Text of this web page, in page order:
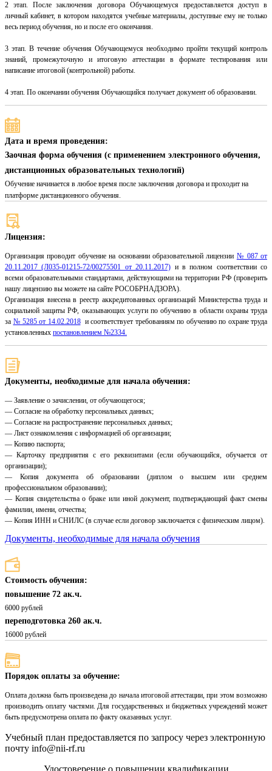
2 этап. После заключения договора Обучающемуся предоставляется доступ в
личный кабинет, в котором находятся учебные материалы, доступные ему не только
весь период обучения, но и после его окончания.
3 этап. В течение обучения Обучающемуся необходимо пройти текущий контроль
знаний, промежуточную и итоговую аттестации в формате тестирования или
написание итоговой (контрольной) работы.
4 этап. По окончании обучения Обучающийся получает документ об образовании.
Дата и время проведения:
Заочная форма обучения (с применением электронного обучения,
дистанционных образовательных технологий)
Обучение начинается в любое время после заключения договора и проходит на
платформе дистанционного обучения.
Лицензия:
Организация проводит обучение на основании образовательной лицензии № 087 от
20.11.2017 (Л035-01215-72/00275501 от 20.11.2017) и в полном соответствии со
всеми образовательными стандартами, действующими на территории РФ (проверить
нашу лицензию вы можете на сайте РОСОБРНАДЗОРА).
Организация внесена в реестр аккредитованных организаций Министерства труда и
социальной защиты РФ, оказывающих услуги по обучению в области охраны труда
за № 5285 от 14.02.2018и соответствует требованиям по обучению по охране труда
установленных постановлением №2334.
Документы, необходимые для начала обучения:
— Заявление о зачислении, от обучающегося;
— Согласие на обработку персональных данных;
— Согласие на распространение персональных данных;
— Лист ознакомления с информацией об организации;
— Копию паспорта;
— Карточку предприятия с его реквизитами (если обучающийся, обучается от
организации);
— Копия документа об образовании (диплом о высшем или среднем
профессиональном образовании);
— Копия свидетельства о браке или иной документ, подтверждающий факт смены
фамилии, имени, отчества;
— Копия ИНН и СНИЛС (в случае если договор заключается с физическим лицом).
Документы, необходимые для начала обучения
Стоимость обучения:
повышение 72 ак.ч.
6000 рублей
переподготовка 260 ак.ч.
16000 рублей
Порядок оплаты за обучение:
Оплата должна быть произведена до начала итоговой аттестации, при этом возможно
производить оплату частями. Для государственных и бюджетных учреждений может
быть предусмотрена оплата по факту оказанных услуг.
Учебный план предоставляется по запросу через электронную
почту info@nii-rf.ru